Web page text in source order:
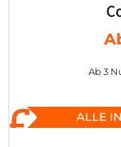
Ab 3
ALLE